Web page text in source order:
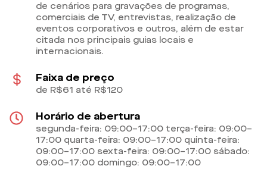
de cenários para gravações de programas,
comerciais de TV, entrevistas, realização de
eventos corporativos e outros, além de estar
citada nos principais guias locais e
internacionais.
Faixa de preço
de R$61 até R$120
Horário de abertura
segunda-feira: 09:00–17:00 terça-feira: 09:00–
17:00 quarta-feira: 09:00–17:00 quinta-feira:
09:00–17:00 sexta-feira: 09:00–17:00 sábado:
09:00–17:00 domingo: 09:00–17:00